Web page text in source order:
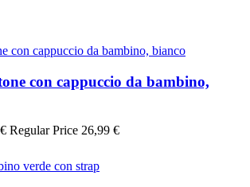
con cappuccio da bambino,
Regular Price 26,99 €